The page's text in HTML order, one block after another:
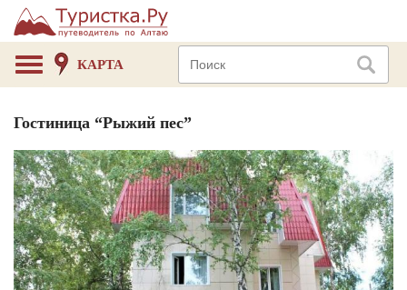
КАРТА
Гостиница “Рыжий пес”